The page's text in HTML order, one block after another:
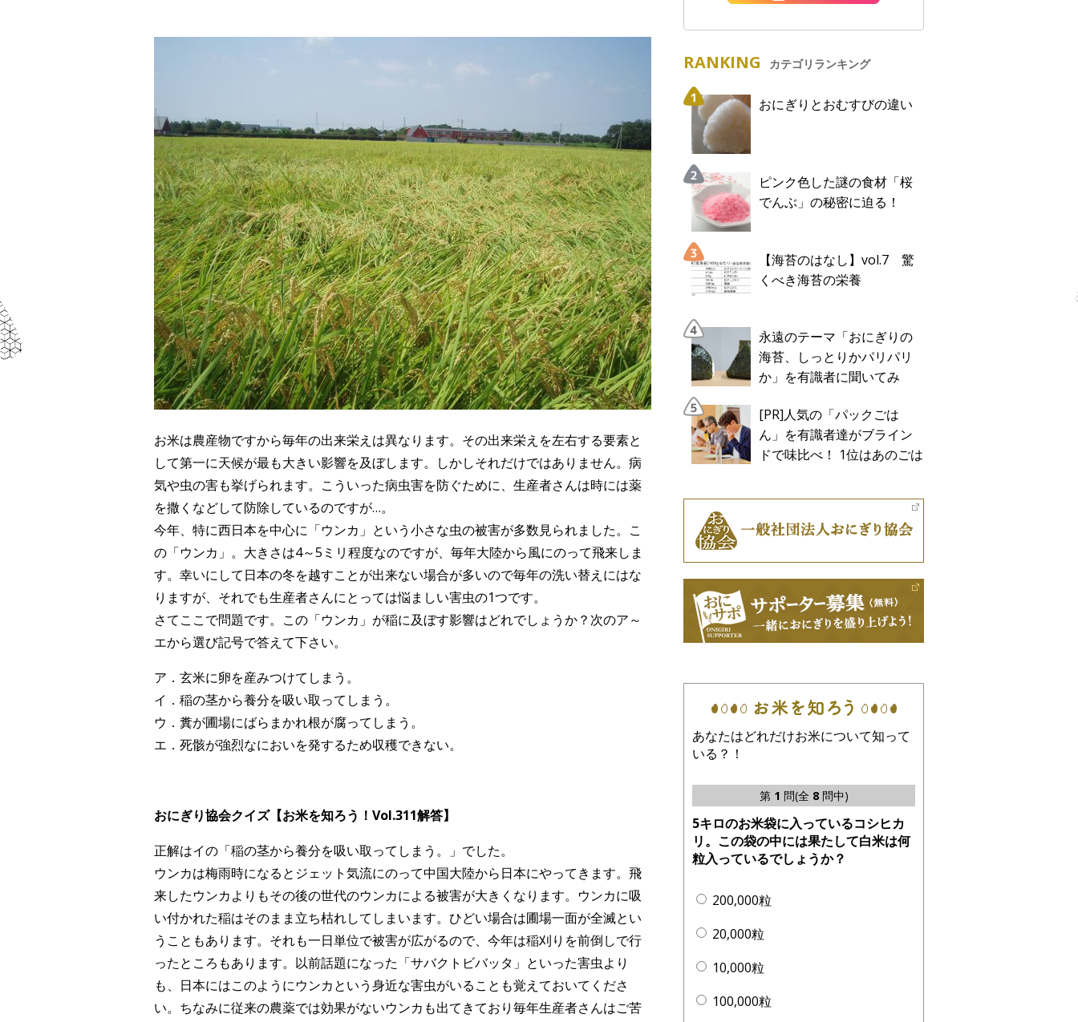
お米は農産物ですから毎年の出来栄えは異なります。その出来栄えを左右する要素と
して第一に天候が最も大きい影響を及ぼします。しかしそれだけではありません。病
気や虫の害も挙げられます。こういった病虫害を防ぐために、生産者さんは時には薬
を撒くなどして防除しているのですが…。
今年、特に西日本を中心に「ウンカ」という小さな虫の被害が多数見られました。こ
の「ウンカ」。大きさは4～5ミリ程度なのですが、毎年大陸から風にのって飛来しま
す。幸いにして日本の冬を越すことが出来ない場合が多いので毎年の洗い替えにはな
りますが、それでも生産者さんにとっては悩ましい害虫の1つです。
さてここで問題です。この「ウンカ」が稲に及ぼす影響はどれでしょうか？次のア～
エから選び記号で答えて下さい。
ア．玄米に卵を産みつけてしまう。
イ．稲の茎から養分を吸い取ってしまう。
ウ．糞が圃場にばらまかれ根が腐ってしまう。
エ．死骸が強烈なにおいを発するため収穫できない。
おにぎり協会クイズ【お米を知ろう！Vol.311解答】
正解はイの「稲の茎から養分を吸い取ってしまう。」でした。
ウンカは梅雨時になるとジェット気流にのって中国大陸から日本にやってきます。飛
来したウンカよりもその後の世代のウンカによる被害が大きくなります。ウンカに吸
い付かれた稲はそのまま立ち枯れしてしまいます。ひどい場合は圃場一面が全滅とい
うこともあります。それも一日単位で被害が広がるので、今年は稲刈りを前倒しで行
ったところもあります。以前話題になった「サバクトビバッタ」といった害虫より
も、日本にはこのようにウンカという身近な害虫がいることも覚えておいてくださ
い。ちなみに従来の農薬では効果がないウンカも出てきており毎年生産者さんはご苦
RANKING カテゴリランキング
おにぎりとおむすびの違い
ピンク色した謎の食材「桜
でんぶ」の秘密に迫る！
【海苔のはなし】vol.7 驚
くべき海苔の栄養
永遠のテーマ「おにぎりの
海苔、しっとりかパリパリ
か」を有識者に聞いてみ
[PR]人気の「パックごは
ん」を有識者達がブライン
ドで味比べ！ 1位はあのごは
マーク
あなたはどれだけお米について知って
いる？！
第 1 問(全 8問中)
5キロのお米袋に入っているコシヒカ
リ。この袋の中には果たして白米は何
粒入っているでしょうか？
200,000粒
20,000粒
10,000粒
100,000粒